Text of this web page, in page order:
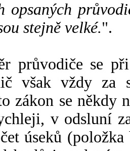
opsaných
stejně velké.".
průvodiče se
však vždy za
zákon se někdy
v odsluní
úseků